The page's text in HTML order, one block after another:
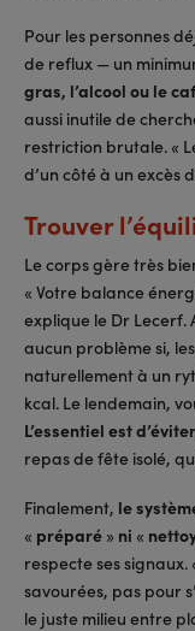
Pour les personnes
de reflux — un
gras, l’alcool ou le
aussi inutile de
restriction brutale. «
d’un côté à un excès
Trouver
Le corps gère très
« Votre balance
explique le Dr
aucun problème si,
naturellement à un
kcal. Le lendemain,
L’essentiel est
repas de fête isolé,
Finalement, le
« préparé » ni «
respecte ses
savourées, pas pour
le juste milieu entre